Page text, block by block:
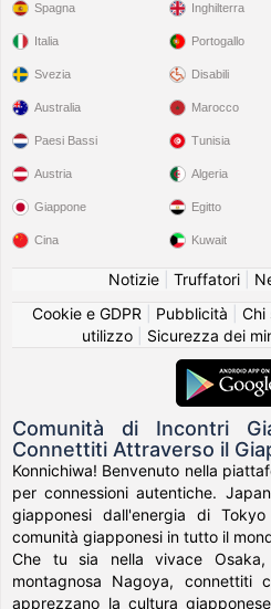
Spagna
Italia
Svezia
Inghilterra
Portogallo
Disabili
Australia
Paesi Bassi
Austria
Giappone
Cina
Marocco
Tunisia
Algeria
Egitto
Kuwait
Notizie| Truffatori|
Cookie e GDPR
Pubblicità Chi
utilizzo| Sicurezza dei
Comunità di Incontri
Connettiti Attraverso il
Konnichiwa! Benvenuto nella
per connessioni autentiche.
giapponesi dall'energia di
comunità giapponesi in tutto il
Che tu sia nella vivace
montagnosa Nagoya, connettiti
apprezzano la cultura